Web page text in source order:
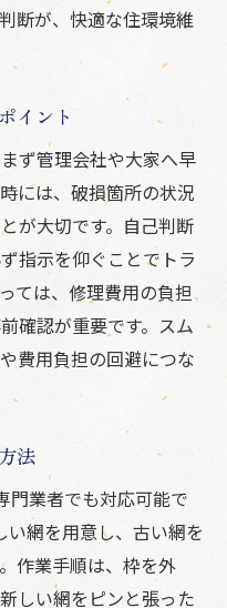
断が、快適な住環境維
イント
ず管理会社や大家へ早
には、破損箇所の状況
が大切です。自己判断
指示を仰ぐことでトラ
ては、修理費用の負担
確認が重要です。スム
費用負担の回避につな
法
門業者でも対応可能で
い網を用意し、古い網を
作業手順は、枠を外
しい網をピンと張った